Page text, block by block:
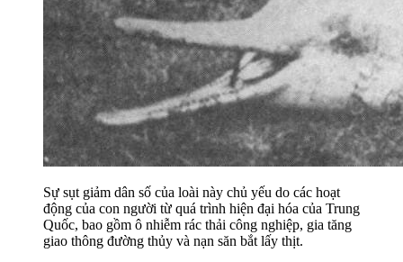
Sự sụt giảm dân số của loài này chủ yếu do các hoạt
động của con người từ quá trình hiện đại hóa của Trung
Quốc, bao gồm ô nhiễm rác thải công nghiệp, gia tăng
giao thông đường thủy và nạn săn bắt lấy thịt.